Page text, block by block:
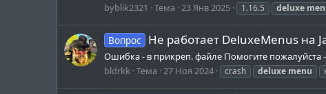
byblik2321
Тема 23 Янв 2025 1.16.5 deluxe
Вопрос Не работает DeluxeMenus на
Ошибка - в прикреп. файле Помогите пожалуйста -
bldrkk Тема 27 Ноя 2024 crash deluxe menu